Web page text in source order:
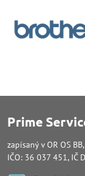
Prime
zapísaný v OR OS
IČO: 36 037 451, IČ